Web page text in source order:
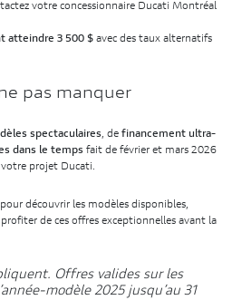
votre concessionnaire Ducati Montréal
atteindre 3 500 $ avec des taux alternatifs
pas manquer
spectaculaires, de financement ultra-
dans le temps fait de février et mars 2026
projet Ducati.
pour découvrir les modèles disponibles,
de ces offres exceptionnelles avant la
Offres valides sur les
modèle 2025 jusqu’au 31